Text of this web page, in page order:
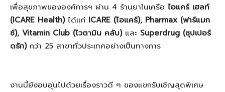
เพื่อสุขภาพขององค์การฯ ผ่าน 4 ร้านยาในเครือ ไอแคร์ เฮลท์
(ICARE Health)ได้แก่ ICARE (ไอแคร์), Pharmax (ฟาร์แมก
ซ์), Vitamin Club (ไวตามิน คลับ) และ Superdrug (ซุปเปอร์
ดรัก) กว่า 25 สาขาทั่วประเทศอย่างเป็นทางการ
งานนี้ยังอบอุ่นไปด้วยเรื่องราวดี ๆ ของแขกรับเชิญสุดพิเศษ